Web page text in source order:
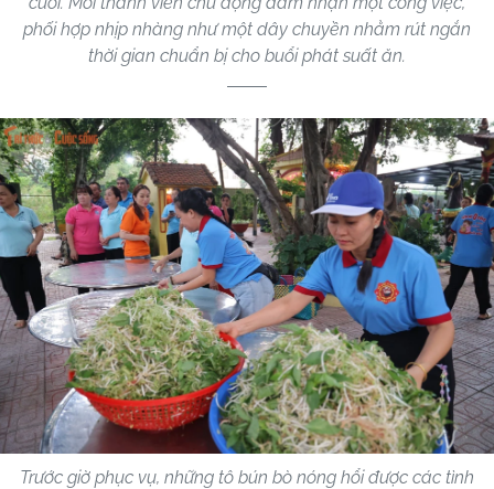
phối hợp nhịp nhàng như một dây chuyền nhằm rút ngắn
thời gian chuẩn bị cho buổi phát suất ăn.
Trước giờ phục vụ, những tô bún bò nóng hổi được các tình